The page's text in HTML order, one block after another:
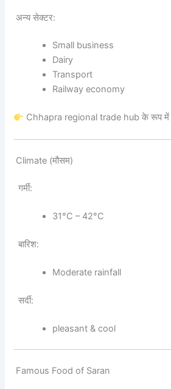
अन्य सेक्टर:
Small business
Dairy
Transport
Railway economy
Chhapra regional trade hub के रूप में
Climate (मौसम)
गर्मी:
31°C – 42°C
बारिश:
Moderate rainfall
सर्दी:
pleasant & cool
Famous Food of Saran